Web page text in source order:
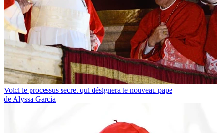
Voici le processus secret qui désignera le nouveau pape
de Alyssa Garcia